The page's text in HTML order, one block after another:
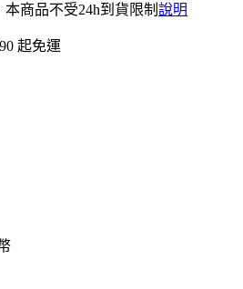
本商品不受24h到貨限制 說明
起免運